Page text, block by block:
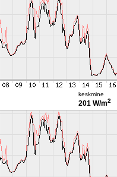
keskmine
201 W/m2